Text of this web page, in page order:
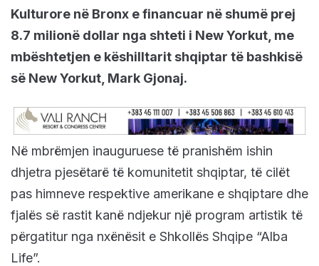
Kulturore në Bronx e financuar në shumë prej
8.7 milionë dollar nga shteti i New Yorkut, me
mbështetjen e këshilltarit shqiptar të bashkisë
së New Yorkut, Mark Gjonaj.
Në mbrëmjen inauguruese të pranishëm ishin
dhjetra pjesëtarë të komunitetit shqiptar, të cilët
pas himneve respektive amerikane e shqiptare dhe
fjalës së rastit kanë ndjekur një program artistik të
përgatitur nga nxënësit e Shkollës Shqipe “Alba
Life”.